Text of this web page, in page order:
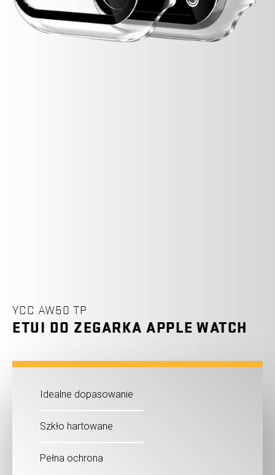
YCC AW50 TP
ETUI DO ZEGARKA APPLE WATCH
Idealne dopasowanie
Szkło hartowane
Pełna ochrona